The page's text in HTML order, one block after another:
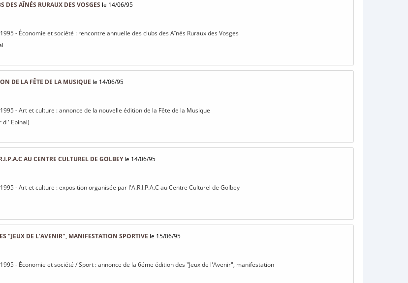
DES AÎNÉS RURAUX DES VOSGES le 14/06/95
- Économie et société : rencontre annuelle des clubs des Aînés Ruraux des Vosges
DE LA FÊTE DE LA MUSIQUE le 14/06/95
- Art et culture : annonce de la nouvelle édition de la Fête de la Musique
d ' Epinal)
AU CENTRE CULTUREL DE GOLBEYle 14/06/95
- Art et culture : exposition organisée par l'A.R.I.P.A.C au Centre Culturel de Golbey
"JEUX DE L'AVENIR", MANIFESTATION SPORTIVE le 15/06/95
- Économie et société / Sport : annonce de la 6éme édition des "Jeux de l'Avenir", manifestation